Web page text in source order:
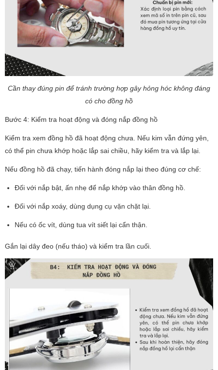
Cần thay đúng pin để tránh trường hợp gây hỏng hóc không đáng
có cho đồng hồ
Bước 4: Kiểm tra hoạt động và đóng nắp đồng hồ
Kiểm tra xem đồng hồ đã hoạt động chưa. Nếu kim vẫn đứng yên,
có thể pin chưa khớp hoặc lắp sai chiều, hãy kiểm tra và lắp lại.
Nếu đồng hồ đã chạy, tiến hành đóng nắp lại theo đúng cơ chế:
Đối với nắp bật, ấn nhẹ để nắp khớp vào thân đồng hồ.
Đối với nắp xoáy, dùng dụng cụ vặn chặt lại.
Nếu có ốc vít, dùng tua vít siết lại cẩn thận.
Gắn lại dây đeo (nếu tháo) và kiểm tra lần cuối.